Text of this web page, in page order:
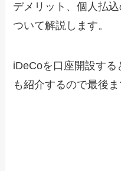
デメリット、個人払
ついて解説します。
iDeCoを口座開設す
も紹介するので最後